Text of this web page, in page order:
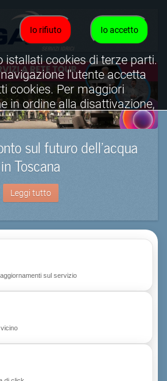
sul futuro dell’acqua
in Toscana
Leggi tutto
sul servizio
Io accetto
Io rifiuto
istallati cookies di terze parti.
l'utente accetta
cookies. Per maggiori
in ordine alla disattivazione,
l'informativa cookies
completa.